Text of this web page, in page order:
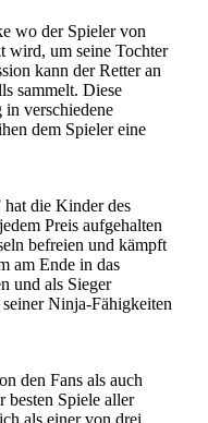
wo der Spieler von
wird, um seine Tochter
kann der Retter an
sammelt. Diese
verschiedene
dem Spieler eine
die Kinder des
Preis aufgehalten
befreien und kämpft
am Ende in das
und als Sieger
Ninja-Fähigkeiten
den Fans als auch
besten Spiele aller
als einer von drei